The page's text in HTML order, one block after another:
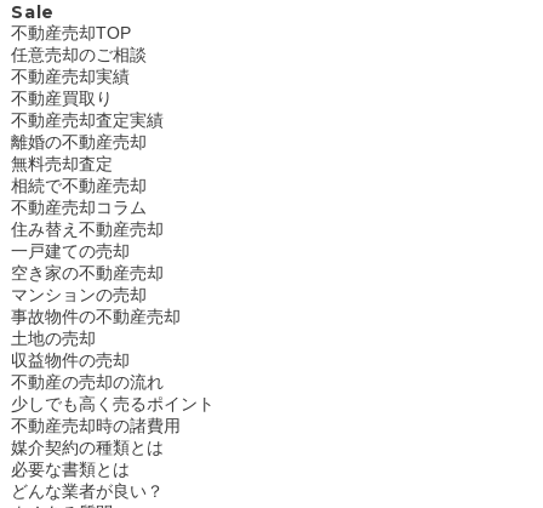
Sale
不動産売却TOP
任意売却のご相談
不動産売却実績
不動産買取り
不動産売却査定実績
離婚の不動産売却
無料売却査定
相続で不動産売却
不動産売却コラム
住み替え不動産売却
一戸建ての売却
空き家の不動産売却
マンションの売却
事故物件の不動産売却
土地の売却
収益物件の売却
不動産の売却の流れ
少しでも高く売るポイント
不動産売却時の諸費用
媒介契約の種類とは
必要な書類とは
どんな業者が良い？